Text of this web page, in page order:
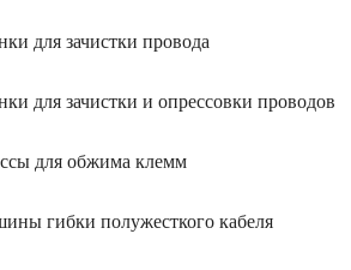
для зачистки провода
для зачистки и опрессовки проводов
для обжима клемм
гибки полужесткого кабеля